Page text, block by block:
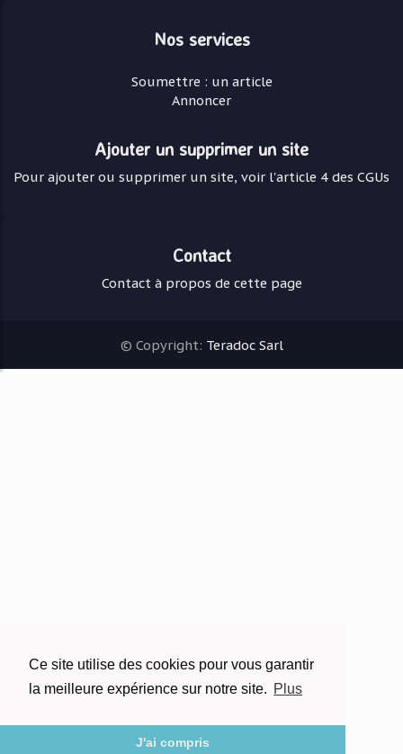
Ce site utilise des cookies pour vous garantir
la meilleure expérience sur notre site. Plus
J'ai compris
Nos services
Soumettre : un article
Annoncer
Ajouter un supprimer un site
Pour ajouter ou supprimer un site, voir l'article 4 des CGUs
Contact
Contact à propos de cette page
© Copyright: Teradoc Sarl